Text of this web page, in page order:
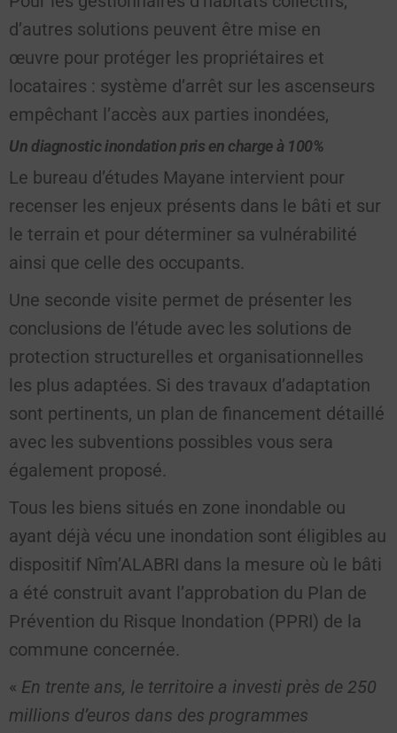
d’autres solutions peuvent être mise en
œuvre pour protéger les propriétaires et
locataires : système d’arrêt sur les ascenseurs
empêchant l’accès aux parties inondées,
Un diagnostic inondation pris en charge à 100%
Le bureau d’études Mayane intervient pour
recenser les enjeux présents dans le bâti et sur
le terrain et pour déterminer sa vulnérabilité
ainsi que celle des occupants.
Une seconde visite permet de présenter les
conclusions de l’étude avec les solutions de
protection structurelles et organisationnelles
les plus adaptées. Si des travaux d’adaptation
sont pertinents, un plan de financement détaillé
avec les subventions possibles vous sera
également proposé.
Tous les biens situés en zone inondable ou
ayant déjà vécu une inondation sont éligibles au
dispositif Nîm’ALABRI dans la mesure où le bâti
a été construit avant l’approbation du Plan de
Prévention du Risque Inondation (PPRI) de la
commune concernée.
« En trente ans, le territoire a investi près de 250
millions d’euros dans des programmes